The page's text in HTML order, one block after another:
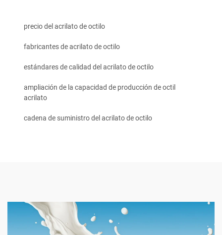
precio del acrilato de octilo
fabricantes de acrilato de octilo
estándares de calidad del acrilato de octilo
ampliación de la capacidad de producción de octil
acrilato
cadena de suministro del acrilato de octilo